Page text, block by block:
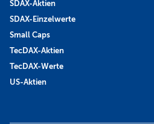
SDAX-Aktien
SDAX-Einzelwerte
Small Caps
TecDAX-Aktien
TecDAX-Werte
US-Aktien